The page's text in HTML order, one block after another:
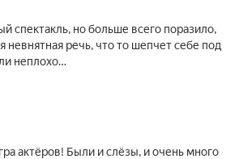
спектакль, но больше всего поразило,
невнятная речь, что то шепчет себе под
неплохо…
актёров! Были и слёзы, и очень много